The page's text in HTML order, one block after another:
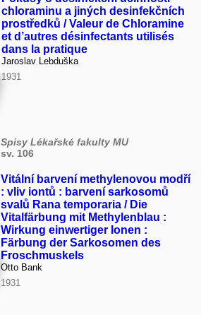
chloraminu a jiných desinfekčních
prostředků / Valeur de Chloramine
et d’autres désinfectants utilisés
dans la pratique
Jaroslav Lebduška
1931
Spisy Lékařské fakulty MU
sv. 106
Vitální barvení methylenovou modří
: vliv iontů : barvení sarkosomů
svalů Rana temporaria / Die
Vitalfärbung mit Methylenblau :
Wirkung einwertiger Ionen :
Färbung der Sarkosomen des
Froschmuskels
Otto Bank
1931